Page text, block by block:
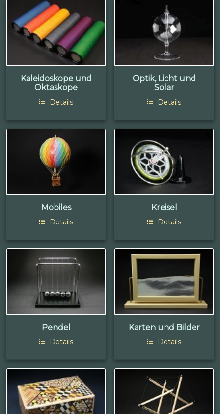
Kaleidoskope und
Oktaskope
Details
Optik, Licht und
Solar
Details
Mobiles
Details
Kreisel
Details
Pendel
Details
Karten und Bilder
Details